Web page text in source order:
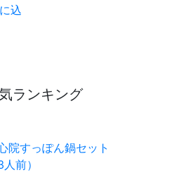
込
ランキング
院すっぽん鍋セット
人前）